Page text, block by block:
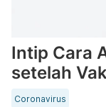
Intip Cara
setelah
Coronavirus